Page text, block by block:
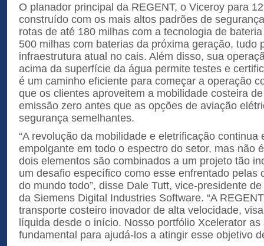
O planador principal da REGENT, o Viceroy para
construído com os mais altos padrões de
rotas de até 180 milhas com a tecnologia de
500 milhas com baterias da próxima geração, tudo
infraestrutura atual no cais. Além disso, sua
acima da superfície da água permite testes e
é um caminho eficiente para começar a operação
que os clientes aproveitem a mobilidade costeira
emissão zero antes que as opções de aviação
segurança semelhantes.
“A revolução da mobilidade e eletrificação continua
empolgante em todo o espectro do setor, mas não
dois elementos são combinados a um projeto tão
um desafio específico como esse enfrentado pelas
do mundo todo”, disse Dale Tutt, vice-presidente
da Siemens Digital Industries Software. “A
transporte costeiro inovador de alta velocidade,
líquida desde o início. Nosso portfólio Xcelerator as
fundamental para ajudá-los a atingir esse objetivo